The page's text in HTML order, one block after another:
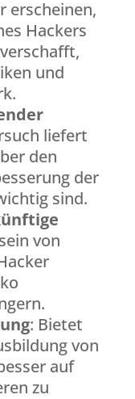
erscheinen,
Hackers
und
liefert
den
der
sind.
von
: Bietet
von
auf
zu